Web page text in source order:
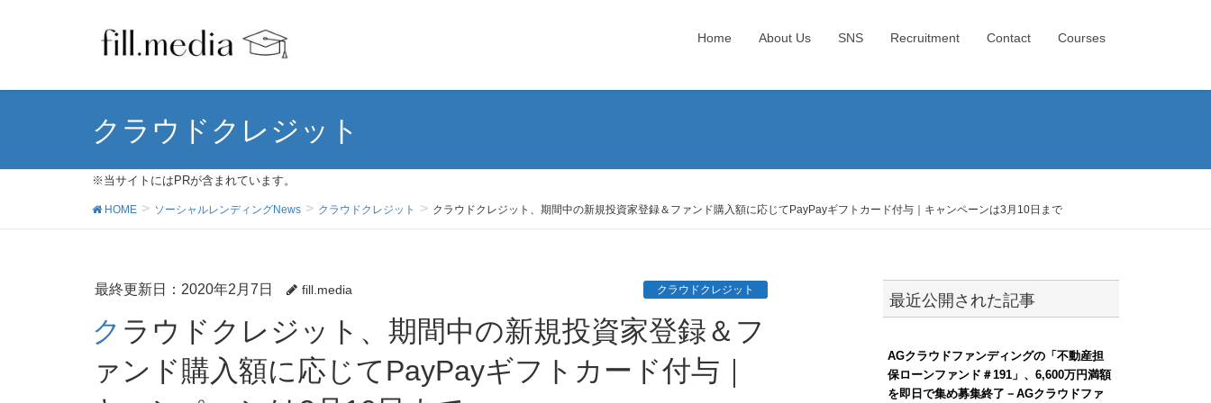
Home About Us SNS Recruitment Contact Courses
クラウドクレジット
※当サイトにはPRが含まれています。
HOME ソーシャルレンディングNews クラウドクレジット クラウドクレジット、期間中の新規投資家登録＆ファンド購入額に応じてPayPayギフトカード付与｜キャンペーンは3月10日まで
最終更新日：2020年2月7日 fill.media クラウドクレジット
クラウドクレジット、期間中の新規投資家登録＆フ
ァンド購入額に応じてPayPayギフトカード付与｜
最近公開された記事
AGクラウドファンディングの「不動産担
保ローンファンド＃191」、6,600万円満額
を即日で集め募集終了－AGクラウドファ